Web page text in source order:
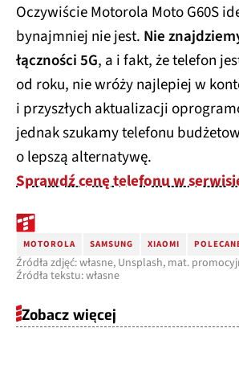
Oczywiście Motorola Moto G60S
bynajmniej nie jest. Nie
łączności 5G, a i fakt, że telefon
od roku, nie wróży najlepiej w
i przyszłych aktualizacji
jednak szukamy telefonu
o lepszą alternatywę.
Sprawdź cenę telefonu w
MOTOROLA SAMSUNG XIAOMI
Źródła zdjęć: własne, Unsplash, mat.
Źródła tekstu: własne
Zobacz więcej